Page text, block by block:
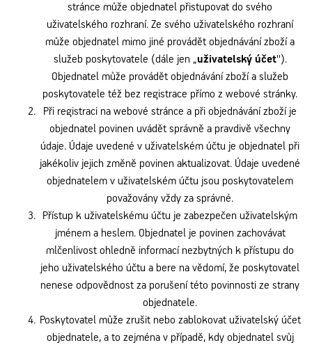
stránce může objednatel přistupovat do svého
uživatelského rozhraní. Ze svého uživatelského rozhraní
může objednatel mimo jiné provádět objednávání zboží a
služeb poskytovatele (dále jen „uživatelský účet'').
Objednatel může provádět objednávání zboží a služeb
poskytovatele též bez registrace přímo z webové stránky.
Při registraci na webové stránce a při objednávání zboží je
objednatel povinen uvádět správně a pravdivě všechny
údaje. Údaje uvedené v uživatelském účtu je objednatel při
jakékoliv jejich změně povinen aktualizovat. Údaje uvedené
objednatelem v uživatelském účtu jsou poskytovatelem
považovány vždy za správné.
Přístup k uživatelskému účtu je zabezpečen uživatelským
jménem a heslem. Objednatel je povinen zachovávat
mlčenlivost ohledně informací nezbytných k přístupu do
jeho uživatelského účtu a bere na vědomí, že poskytovatel
nenese odpovědnost za porušení této povinnosti ze strany
objednatele.
Poskytovatel může zrušit nebo zablokovat uživatelský účet
objednatele, a to zejména v případě, kdy objednatel svůj